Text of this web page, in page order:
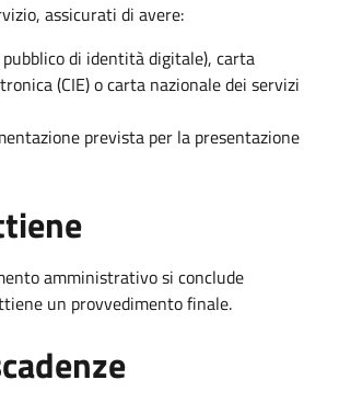
assicurati di avere:
pubblico di identità digitale), carta
(CIE) o carta nazionale dei servizi
prevista per la presentazione
amministrativo si conclude
un provvedimento finale.